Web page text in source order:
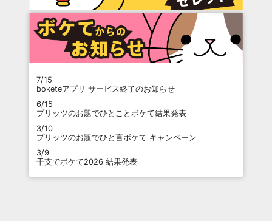
7/15
boketeアプリ サービス終了のお知らせ
6/15
プリッツのお題でひとことボケて結果発表
3/10
プリッツのお題でひと言ボケて キャンペーン
3/9
干支でボケて2026 結果発表